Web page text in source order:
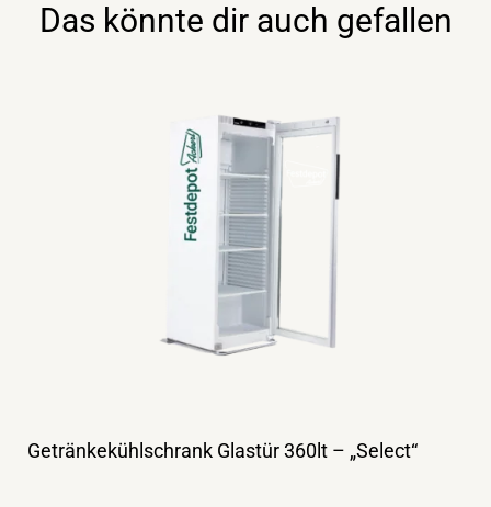
Das könnte dir auch gefallen
Getränkekühlschrank Glastür 360lt – „Select“